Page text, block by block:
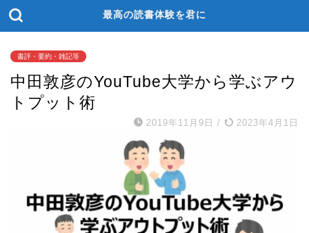
最高の読書体験を君に
書評・要約・雑記等
中田敦彦のYouTube大学から学ぶアウ
トプット術
2019年11月9日 / 2023年4月1日